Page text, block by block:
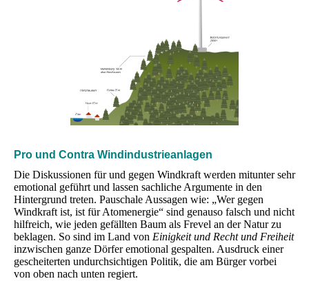
Pro und Contra Windindustrieanlagen
Die Diskussionen für und gegen Windkraft werden mitunter sehr
emotional geführt und lassen sachliche Argumente in den
Hintergrund treten. Pauschale Aussagen wie: „Wer gegen
Windkraft ist, ist für Atomenergie“ sind genauso falsch und nicht
hilfreich, wie jeden gefällten Baum als Frevel an der Natur zu
beklagen. So sind im Land von Einigkeit und Recht und Freiheit
inzwischen ganze Dörfer emotional gespalten. Ausdruck einer
gescheiterten undurchsichtigen Politik, die am Bürger vorbei
von oben nach unten regiert.